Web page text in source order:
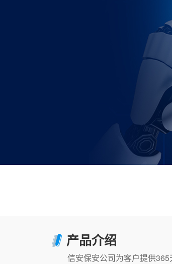
产品介绍
信安保安公司为客户提供365